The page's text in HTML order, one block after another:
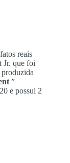
reais
Jr. que foi
produzida
”
e possui 2